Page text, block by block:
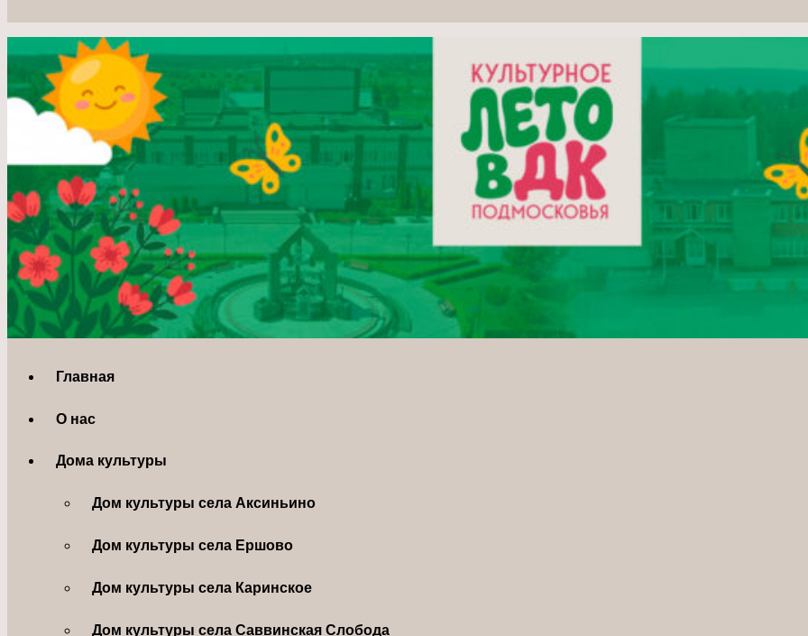
Главная
О нас
Дома культуры
Дом культуры села Аксиньино
Дом культуры села Ершово
Дом культуры села Каринское
Дом культуры села Саввинская Слобода